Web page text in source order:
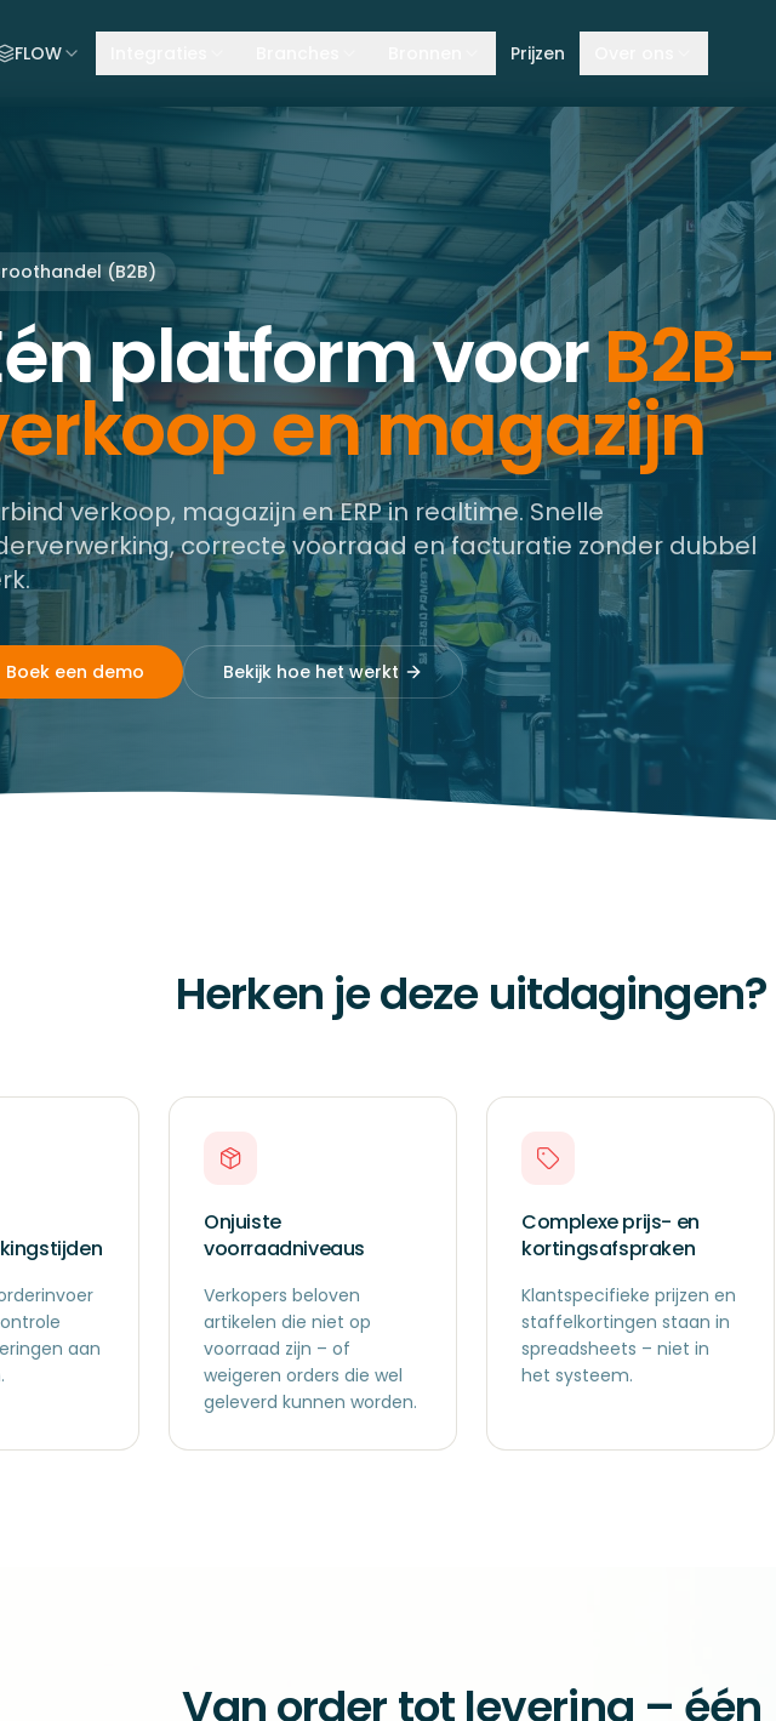
FLOW Prijzen
(B2B)
platform voorB2B-
en magazijn
verkoop, magazijn en ERP in realtime. Snelle
correcte voorraad en facturatie zonder dubbel
Boek een demo Bekijk hoe het werkt
Herken je deze uitdagingen?
aan
Onjuiste
voorraadniveaus
Verkopers beloven
artikelen die niet op
voorraad zijn – of
weigeren orders die wel
geleverd kunnen worden.
Complexe prijs- en
kortingsafspraken
Klantspecifieke prijzen en
staffelkortingen staan in
spreadsheets – niet in
het systeem.
Van order tot levering – één